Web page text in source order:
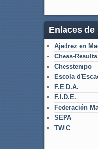
Enlaces de
Ajedrez en
Chess-Results
Chesstempo
Escola
F.E.D.A.
F.I.D.E.
Federación
SEPA
TWIC